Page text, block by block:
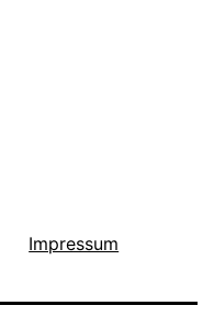
Impressum